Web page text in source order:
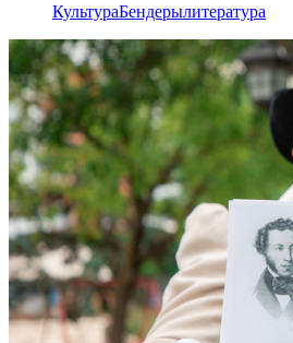
КультураБендерылитература